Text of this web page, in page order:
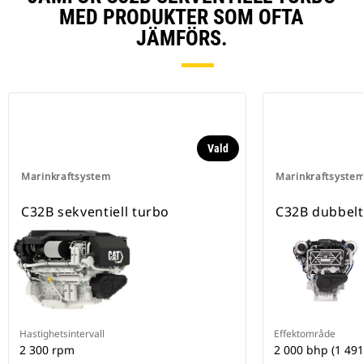
MED PRODUKTER SOM OFTA
JÄMFÖRS.
Marinkraftsystem
Vald
C32B sekventiell turbo
Hastighetsintervall
2 300 rpm
C32B
Effektområde
2 000 bhp (1